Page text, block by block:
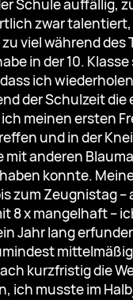
Schule auffällig,
zwar talentiert,
viel während des
in der 10.
ich
der Schulzeit die
ich meinen ersten
und in der
mit anderen
konnte.
zum Zeugnistag –
8 x mangelhaft –
Jahr lang
kurzfristig die
ich musste im